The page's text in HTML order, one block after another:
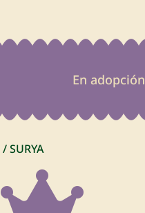
En adopción
/SURYA